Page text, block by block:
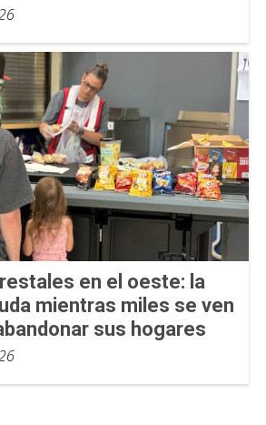
en el oeste: la
mientras miles se ven
sus hogares